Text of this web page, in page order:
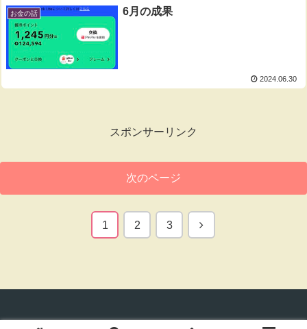
お金の話 6月の成果
2024.06.30
スポンサーリンク
次のページ
1 2 3 次